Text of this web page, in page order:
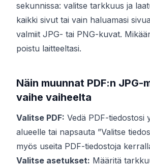
sekunnissa: valitse tarkkuus ja
kaikki sivut tai vain haluamasi
valmiit JPG- tai PNG-kuvat.
poistu laitteeltasi.
Näin muunnat PDF:n JPG-
vaihe vaiheelta
Valitse PDF: Vedä PDF-tiedostosi
alueelle tai napsauta ”Valitse
myös useita PDF-tiedostoja
Valitse asetukset: Määritä